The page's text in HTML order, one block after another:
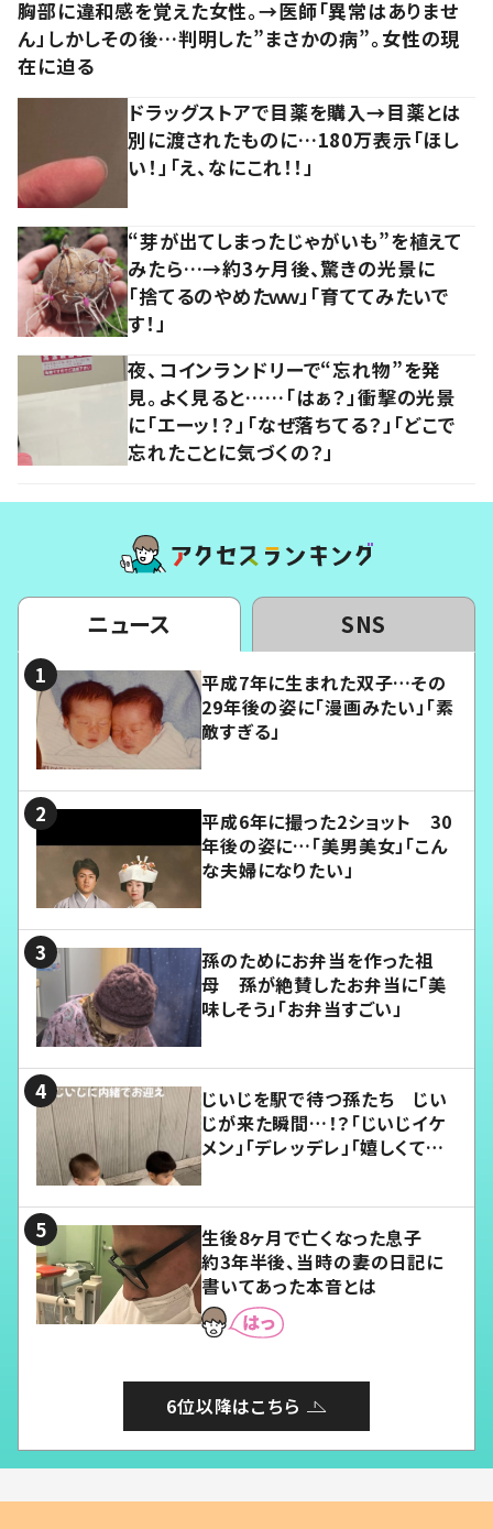
胸部に違和感を覚えた女性。→医師「異常はありませ
ん」しかしその後…判明した”まさかの病”。女性の現
在に迫る
ドラッグストアで目薬を購入→目薬とは
別に渡されたものに…180万表示「ほし
い！」「え、なにこれ！！」
“芽が出てしまったじゃがいも”を植えて
みたら…→約3ヶ月後、驚きの光景に
「捨てるのやめたｗｗ」「育ててみたいで
す！」
夜、コインランドリーで“忘れ物”を発
見。よく見ると……「はぁ？」衝撃の光景
に「エーッ！？」「なぜ落ちてる？」「どこで
忘れたことに気づくの？」
ニュース SNS
平成7年に生まれた双子…その
29年後の姿に「漫画みたい」「素
敵すぎる」
平成6年に撮った2ショット 30
年後の姿に…「美男美女」「こん
な夫婦になりたい」
孫のためにお弁当を作った祖
母 孫が絶賛したお弁当に「美
味しそう」「お弁当すごい」
じいじを駅で待つ孫たち じい
じが来た瞬間…！？「じいじイケ
メン」「デレッデレ」「嬉しくて可
生後8ヶ月で亡くなった息子
約3年半後、当時の妻の日記に
書いてあった本音とは
6位以降はこちら